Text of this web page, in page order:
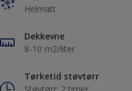
Helmatt
Dekkevne
8-10 m2/liter
Tørketid støvtørr